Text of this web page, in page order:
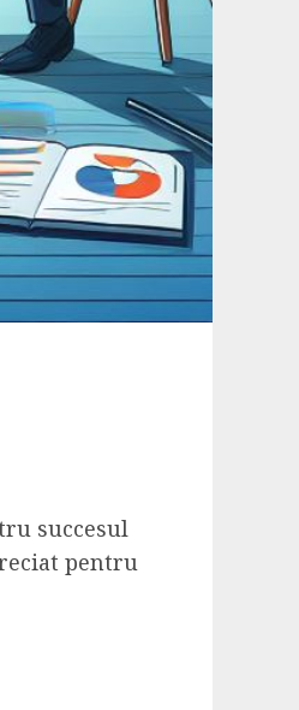
succesul
pentru